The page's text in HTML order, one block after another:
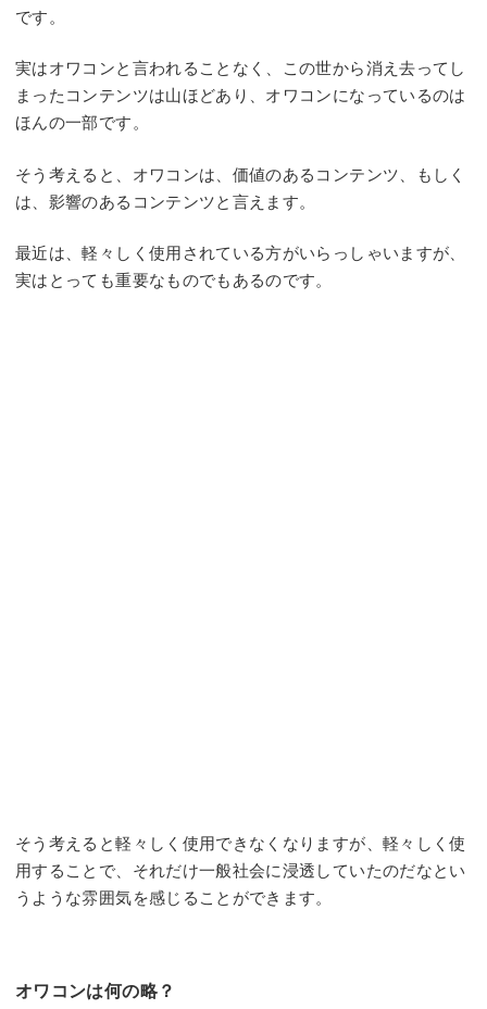
です。
実はオワコンと言われることなく、この世から消え去ってし
まったコンテンツは山ほどあり、オワコンになっているのは
ほんの一部です。
そう考えると、オワコンは、価値のあるコンテンツ、もしく
は、影響のあるコンテンツと言えます。
最近は、軽々しく使用されている方がいらっしゃいますが、
実はとっても重要なものでもあるのです。
そう考えると軽々しく使用できなくなりますが、軽々しく使
用することで、それだけ一般社会に浸透していたのだなとい
うような雰囲気を感じることができます。
オワコンは何の略？